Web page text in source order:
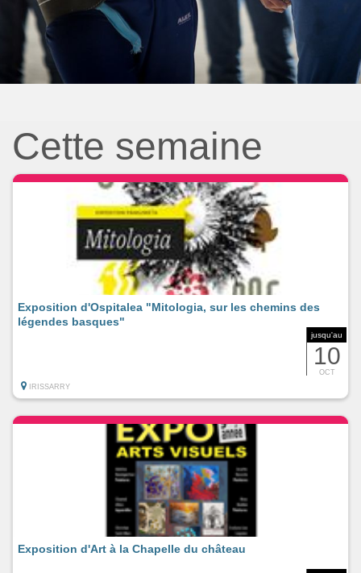
Cette semaine
jusqu'au
10
OCT
Exposition d'Ospitalea "Mitologia, sur les chemins des
légendes basques"
IRISSARRY
Exposition d'Art à la Chapelle du château